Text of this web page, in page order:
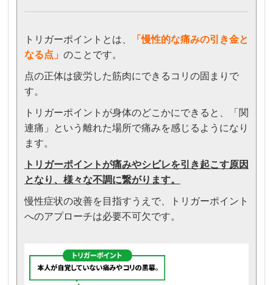
トリガーポイントとは、 「慢性的な痛みの引き金と
なる点」 のことです。
点の正体は疲労した筋肉にできるコリの固まりで
す。
トリガーポイントが身体のどこかにできると、「関
連痛」という離れた場所で痛みを感じるようになり
ます。
トリガーポイントが痛みやシビレを引き起こす原因
となり、様々な不調に繋がります。
慢性症状の改善を目指すうえで、トリガーポイント
へのアプローチは必要不可欠です。